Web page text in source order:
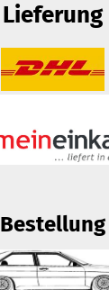
Lieferung
Bestellung